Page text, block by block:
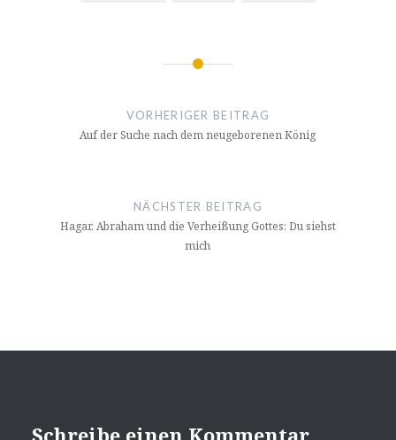
Beitragsnavigation
VORHERIGER BEITRAG
Auf der Suche nach dem neugeborenen König
NÄCHSTER BEITRAG
Hagar, Abraham und die Verheißung Gottes: Du siehst
mich